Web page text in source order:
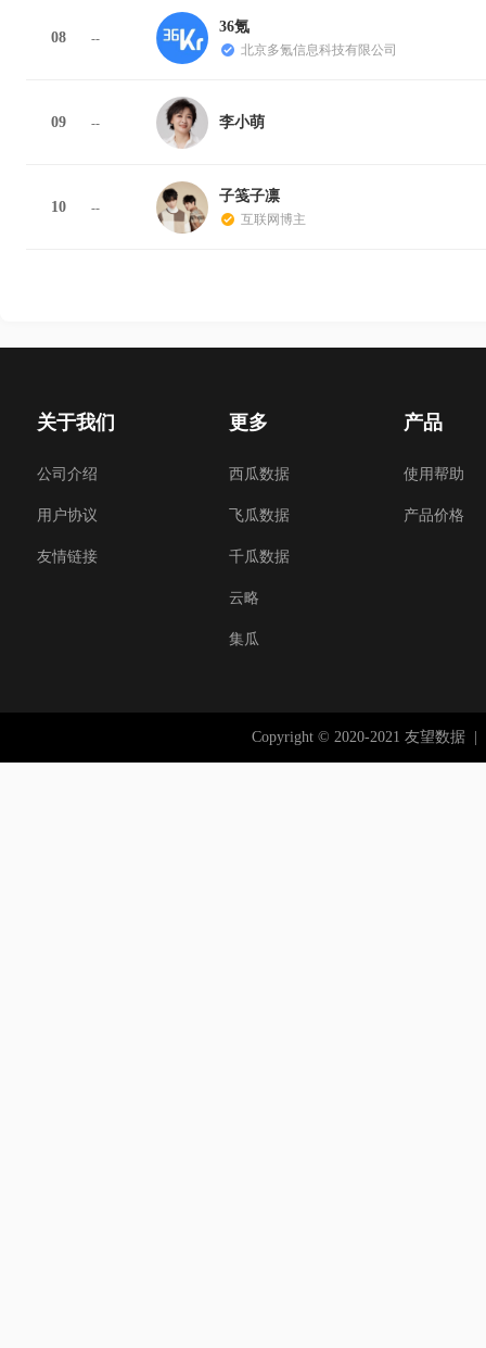
08 --
36氪
北京多氪信息科技有限公司
09 -- 李小萌
10 --
子笺子凛
互联网博主
关于我们
公司介绍
用户协议
友情链接
更多
西瓜数据
飞瓜数据
千瓜数据
云略
集瓜
产品
使用帮助
产品价格
Copyright © 2020-2021 友望数据